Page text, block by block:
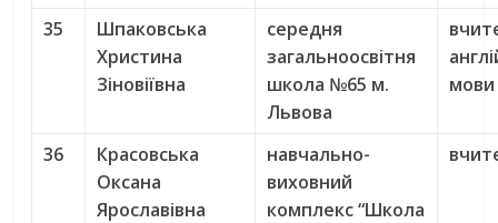
35
Шпаковська
Христина
Зіновіївна
середня
загальноосвітня
школа №65 м.
Львова
мови
36
Красовська
Оксана
Ярославівна
навчально-
виховний
комплекс “Школа